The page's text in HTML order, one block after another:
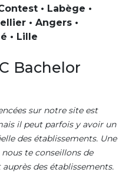
• Labège •
• Angers •
• Lille
Bachelor
sur notre site est
il peut parfois y avoir un
des établissements. Une
te conseillons de
des établissements.